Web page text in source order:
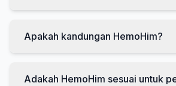
Apakah kandungan HemoHim?
Adakah HemoHim sesuai untuk